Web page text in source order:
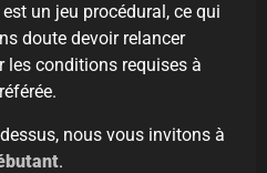
un jeu procédural, ce qui
doute devoir relancer
les conditions requises à
nous vous invitons à
.